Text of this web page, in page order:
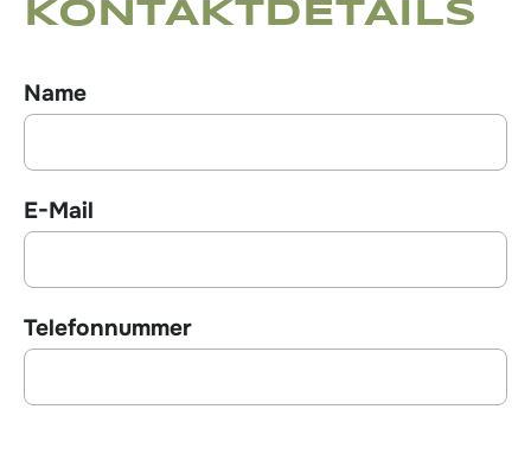
KONTAKTDETAILS
Name
E-Mail
Telefonnummer